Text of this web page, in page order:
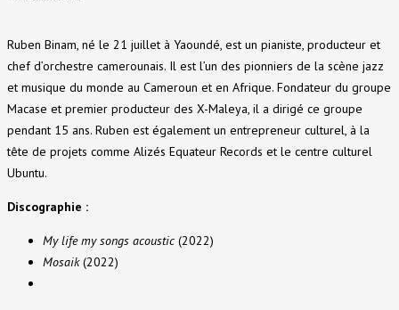
Ruben Binam, né le 21 juillet à Yaoundé, est un pianiste, producteur et
chef d’orchestre camerounais. Il est l’un des pionniers de la scène jazz
et musique du monde au Cameroun et en Afrique. Fondateur du groupe
Macase et premier producteur des X-Maleya, il a dirigé ce groupe
pendant 15 ans. Ruben est également un entrepreneur culturel, à la
tête de projets comme Alizés Equateur Records et le centre culturel
Ubuntu.
Discographie :
My life my songs acoustic (2022)
Mosaik(2022)